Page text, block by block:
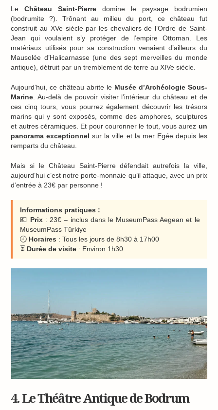
LeChâteau Saint-Pierre domine le paysage bodrumien
(bodrumite ?). Trônant au milieu du port, ce château fut
construit au XVe siècle par les chevaliers de l’Ordre de Saint-
Jean qui voulaient s’y protéger de l’empire Ottoman. Les
matériaux utilisés pour sa construction venaient d’ailleurs du
Mausolée d’Halicarnasse (une des sept merveilles du monde
antique), détruit par un tremblement de terre au XIVe siècle.
Aujourd’hui, ce château abrite le Musée d’Archéologie Sous-
Marine. Au-delà de pouvoir visiter l’intérieur du château et de
ces cinq tours, vous pourrez également découvrir les trésors
marins qui y sont exposés, comme des amphores, sculptures
et autres céramiques. Et pour couronner le tout, vous aurez un
panorama exceptionnel sur la ville et la mer Egée depuis les
remparts du château.
Mais si le Château Saint-Pierre défendait autrefois la ville,
aujourd’hui c’est notre porte-monnaie qu’il attaque, avec un prix
d’entrée à 23€ par personne !
Informations pratiques :
💶 Prix: 23€ – inclus dans le MuseumPass Aegean et le
MuseumPass Türkiye
🕘 Horaires : Tous les jours de 8h30 à 17h00
⏳ Durée de visite : Environ 1h30
4. Le Théâtre Antique de Bodrum